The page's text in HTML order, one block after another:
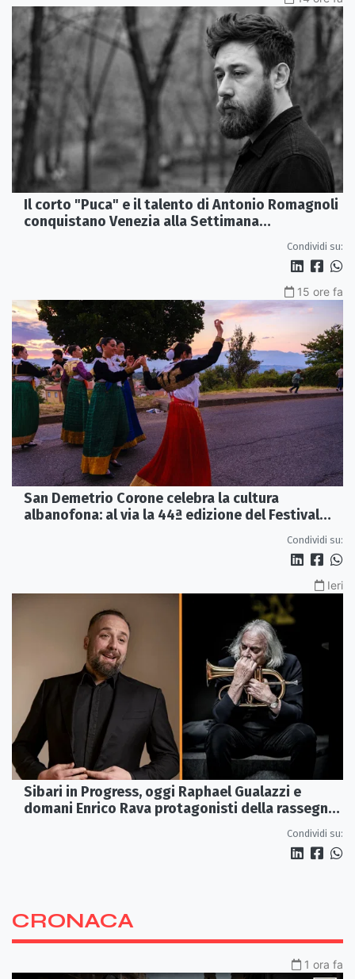
Il corto "Puca" e il talento di Antonio Romagnoli
conquistano Venezia alla Settimana
Condividi su:
15 ore fa
San Demetrio Corone celebra la cultura
albanofona: al via la 44ª edizione del Festival
Condividi su:
Ieri
Sibari in Progress, oggi Raphael Gualazzi e
domani Enrico Rava protagonisti della rassegna
Condividi su:
CRONACA
1 ora fa